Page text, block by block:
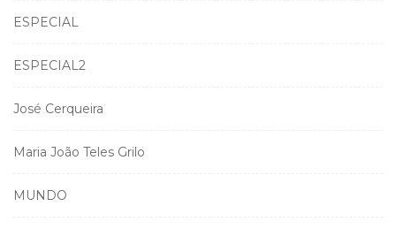
ESPECIAL
ESPECIAL2
José Cerqueira
Maria João Teles Grilo
MUNDO